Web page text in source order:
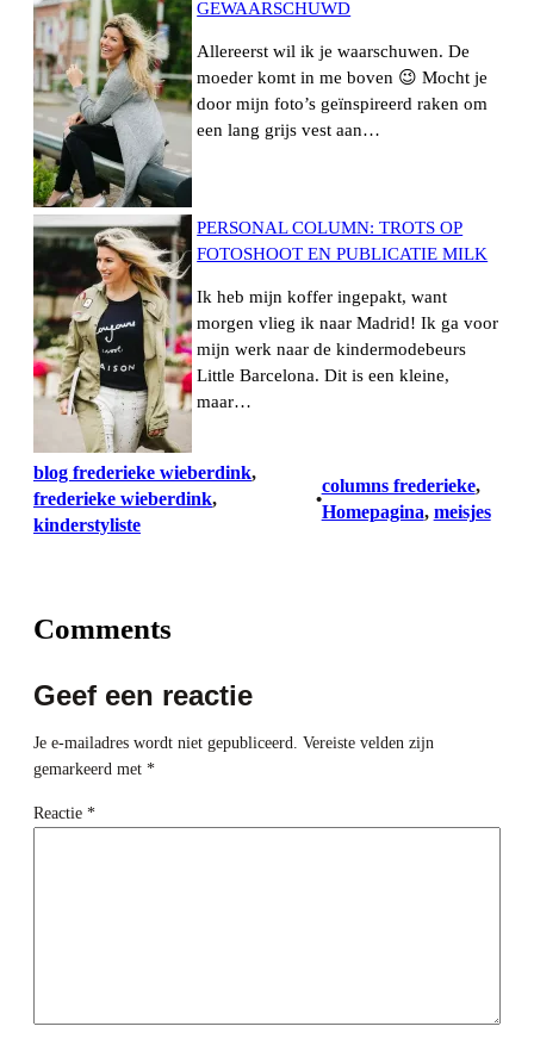
GEWAARSCHUWD
Allereerst wil ik je waarschuwen. De
moeder komt in me boven 😉 Mocht je
door mijn foto’s geïnspireerd raken om
een lang grijs vest aan…
PERSONAL COLUMN: TROTS OP
FOTOSHOOT EN PUBLICATIE MILK
Ik heb mijn koffer ingepakt, want
morgen vlieg ik naar Madrid! Ik ga voor
mijn werk naar de kindermodebeurs
Little Barcelona. Dit is een kleine,
maar…
blog frederieke wieberdink
frederieke wieberdink
kinderstyliste
•
columns frederieke ,
Homepagina, meisjes
Comments
Geef een reactie
Je e-mailadres wordt niet gepubliceerd. Vereiste velden zijn
gemarkeerd met *
Reactie *